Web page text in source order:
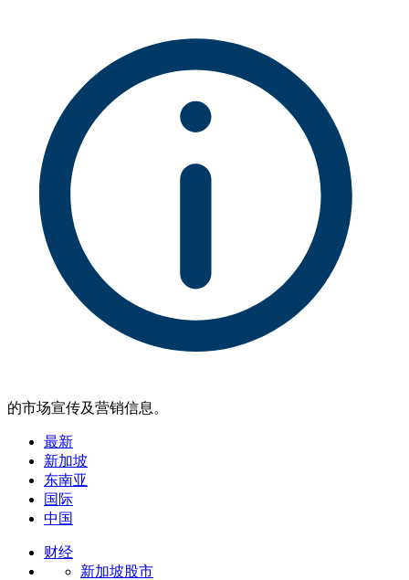
的市场宣传及营销信息。
最新
新加坡
东南亚
国际
中国
财经
新加坡股市